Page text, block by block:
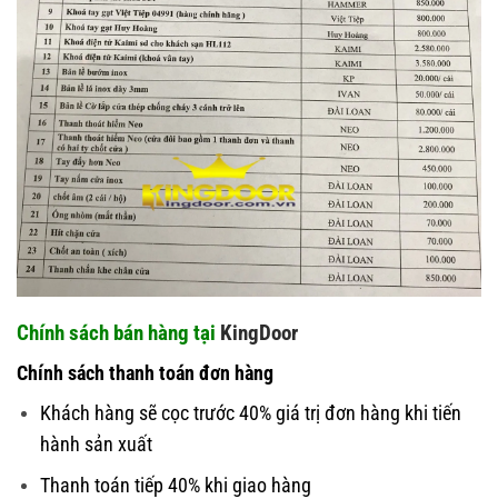
Chính sách bán hàng tại KingDoor
Chính sách thanh toán đơn hàng
Khách hàng sẽ cọc trước 40% giá trị đơn hàng khi tiến
hành sản xuất
Thanh toán tiếp 40% khi giao hàng